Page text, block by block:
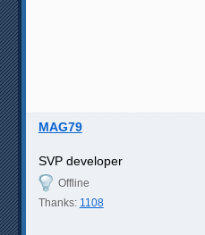
MAG79
SVP developer
Offline
Thanks: 1108